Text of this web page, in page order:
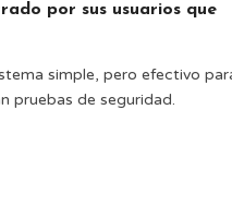
por sus usuarios que
simple, pero efectivo
pruebas de seguridad.